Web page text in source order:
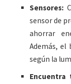
Sensores:
sensor de
ahorrar
Además,
según la
Encuentra